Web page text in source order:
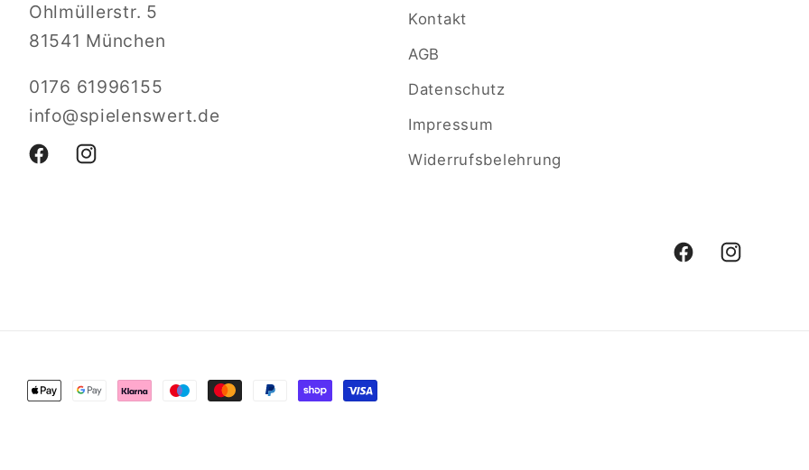
Ohlmüllerstr. 5
81541 München
0176 61996155
info@spielenswert.de
FacebookInstagram
Kontakt
AGB
Datenschutz
Impressum
Widerrufsbelehrung
FacebookInstagram
Zahlungsmethoden